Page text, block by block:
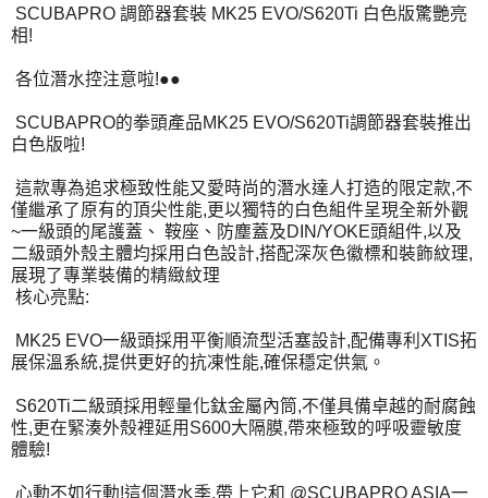
SCUBAPRO 調節器套裝 MK25 EVO/S620Ti 白色版驚艷亮
相!
各位潛水控注意啦!●●
SCUBAPRO的拳頭產品MK25 EVO/S620Ti調節器套裝推出
白色版啦!
這款專為追求極致性能又愛時尚的潛水達人打造的限定款,不
僅繼承了原有的頂尖性能,更以獨特的白色組件呈現全新外觀
~一級頭的尾護蓋、 鞍座、防塵蓋及DIN/YOKE頭組件,以及
二級頭外殼主體均採用白色設計,搭配深灰色徽標和裝飾紋理,
展現了專業裝備的精緻紋理
核心亮點:
MK25 EVO一級頭採用平衡順流型活塞設計,配備專利XTIS拓
展保溫系統,提供更好的抗凍性能,確保穩定供氣。
S620Ti二級頭採用輕量化鈦金屬內筒,不僅具備卓越的耐腐蝕
性,更在緊湊外殼裡延用S600大隔膜,帶來極致的呼吸靈敏度
體驗!
心動不如行動!這個潛水季,帶上它和 @SCUBAPRO ASIA一